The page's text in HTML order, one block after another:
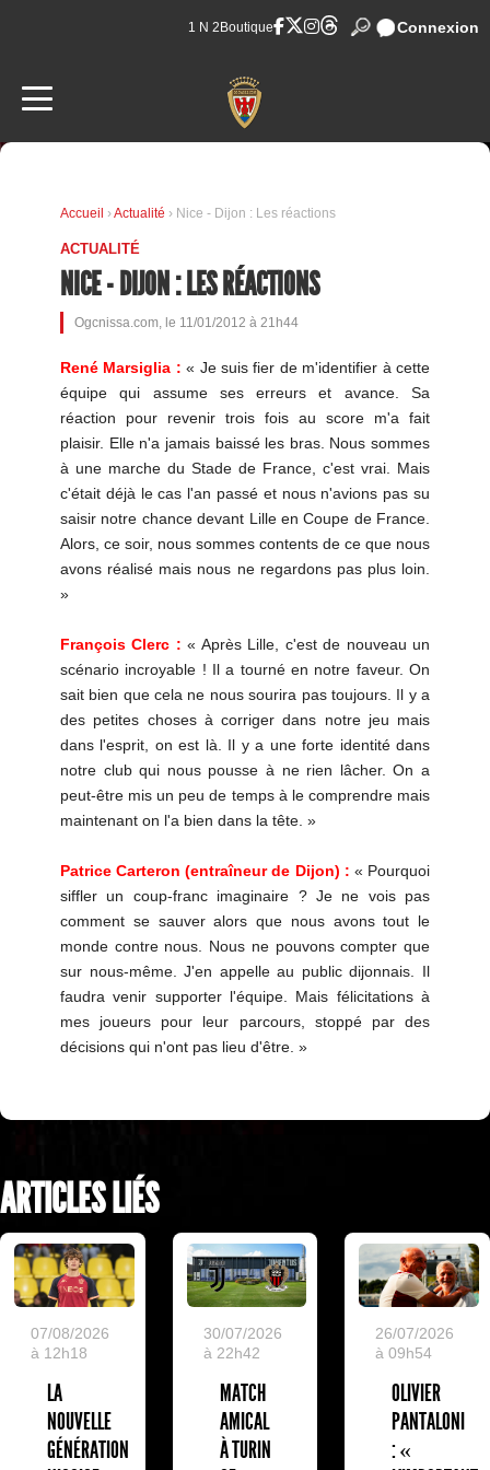
1 N 2 Boutique Connexion
Accueil ›Actualité › Nice - Dijon : Les réactions
ACTUALITÉ
NICE - DIJON : LES RÉACTIONS
Ogcnissa.com, le 11/01/2012 à 21h44
René Marsiglia : « Je suis fier de m'identifier à cette
équipe qui assume ses erreurs et avance. Sa
réaction pour revenir trois fois au score m'a fait
plaisir. Elle n'a jamais baissé les bras. Nous sommes
à une marche du Stade de France, c'est vrai. Mais
c'était déjà le cas l'an passé et nous n'avions pas su
saisir notre chance devant Lille en Coupe de France.
Alors, ce soir, nous sommes contents de ce que nous
avons réalisé mais nous ne regardons pas plus loin.
»
François Clerc : « Après Lille, c'est de nouveau un
scénario incroyable ! Il a tourné en notre faveur. On
sait bien que cela ne nous sourira pas toujours. Il y a
des petites choses à corriger dans notre jeu mais
dans l'esprit, on est là. Il y a une forte identité dans
notre club qui nous pousse à ne rien lâcher. On a
peut-être mis un peu de temps à le comprendre mais
maintenant on l'a bien dans la tête. »
Patrice Carteron (entraîneur de Dijon) : « Pourquoi
siffler un coup-franc imaginaire ? Je ne vois pas
comment se sauver alors que nous avons tout le
monde contre nous. Nous ne pouvons compter que
sur nous-même. J'en appelle au public dijonnais. Il
faudra venir supporter l'équipe. Mais félicitations à
mes joueurs pour leur parcours, stoppé par des
décisions qui n'ont pas lieu d'être. »
ARTICLES LIÉS
07/08/2026
à 12h18
LA
NOUVELLE
GÉNÉRATION
30/07/2026
à 22h42
MATCH
AMICAL
À TURIN
26/07/2026
à 09h54
OLIVIER
PANTALONI
: «